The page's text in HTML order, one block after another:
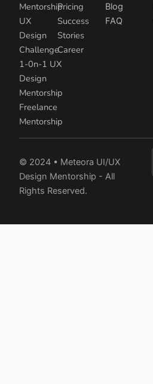
Mentorship
UX
Design
Challenge
1-0n-1 UX
Design
Mentorship
Freelance
Mentorship
Pricing
Success
Stories
Career
Blog
FAQ
© 2024 • Meteora UI/UX
Design Mentorship - All
Rights Reserved.